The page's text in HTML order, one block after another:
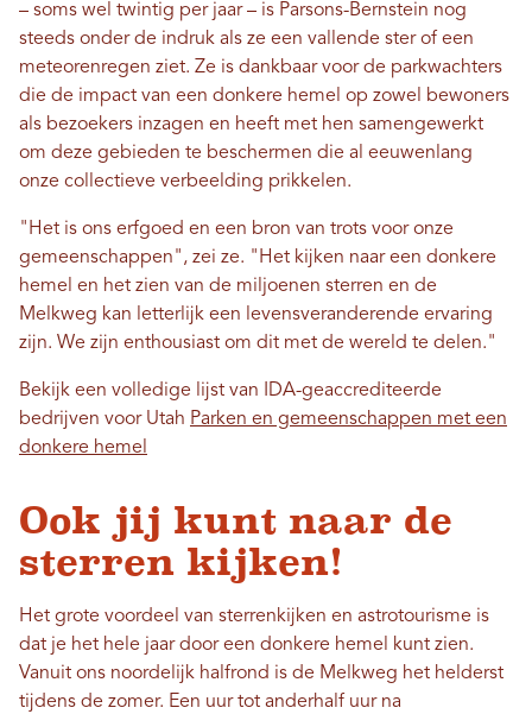
– soms wel twintig per jaar – is Parsons-Bernstein nog
steeds onder de indruk als ze een vallende ster of een
meteorenregen ziet. Ze is dankbaar voor de parkwachters
die de impact van een donkere hemel op zowel bewoners
als bezoekers inzagen en heeft met hen samengewerkt
om deze gebieden te beschermen die al eeuwenlang
onze collectieve verbeelding prikkelen.
"Het is ons erfgoed en een bron van trots voor onze
gemeenschappen", zei ze. "Het kijken naar een donkere
hemel en het zien van de miljoenen sterren en de
Melkweg kan letterlijk een levensveranderende ervaring
zijn. We zijn enthousiast om dit met de wereld te delen."
Bekijk een volledige lijst van IDA-geaccrediteerde
bedrijven voor Utah Parken en gemeenschappen met een
donkere hemel
Ook jij kunt naar de
sterren kijken!
Het grote voordeel van sterrenkijken en astrotourisme is
dat je het hele jaar door een donkere hemel kunt zien.
Vanuit ons noordelijk halfrond is de Melkweg het helderst
tijdens de zomer. Een uur tot anderhalf uur na